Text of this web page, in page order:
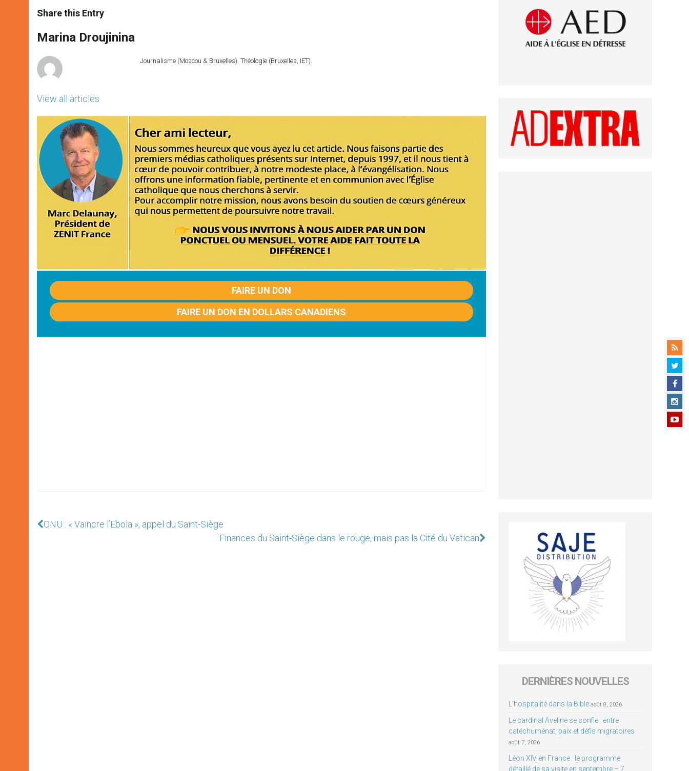
t
s
p
p
s
e
g
e
e
b
o
k
r
Share this Entry
Marina Droujinina
View all articles
Journalisme (Moscou & Bruxelles). Théologie (Bruxelles, IET).
FAIRE UN DON
FAIRE UN DON EN DOLLARS CANADIENS
ONU : « Vaincre l’Ebola », appel du Saint-Siège
Finances du Saint-Siège dans le rouge, mais pas la Cité du Vatican
DERNIÈRES NOUVELLES
L’hospitalité dans la Bible août 8, 2026
Le cardinal Aveline se confie : entre
catéchuménat, paix et défis migratoires
août 7, 2026
Léon XIV en France : le programme
détaillé de sa visite en septembre – 7